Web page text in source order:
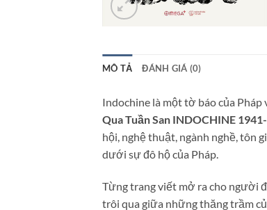
MÔ TẢ ĐÁNH GIÁ (0)
Indochine là một tờ báo của
Qua Tuần San INDOCHINE
hội, nghệ thuật, ngành nghề, tôn
dưới sự đô hộ của Pháp.
Từng trang viết mở ra cho người
trôi qua giữa những thăng trầm